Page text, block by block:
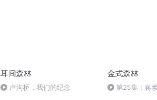
耳间森林
卢沟桥，我们的纪念
金式森林
第25集：蒋